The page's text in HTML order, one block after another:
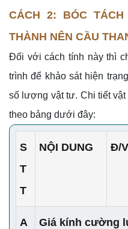
CÁCH 2: BÓC
THÀNH NÊN CẦU
Đối với cách tính này thì
trình để khảo sát hiện
số lượng vật tư. Chi tiết
theo bảng dưới đây:
S
T
T
NỘI DUNG Đ/
A Giá kính cường